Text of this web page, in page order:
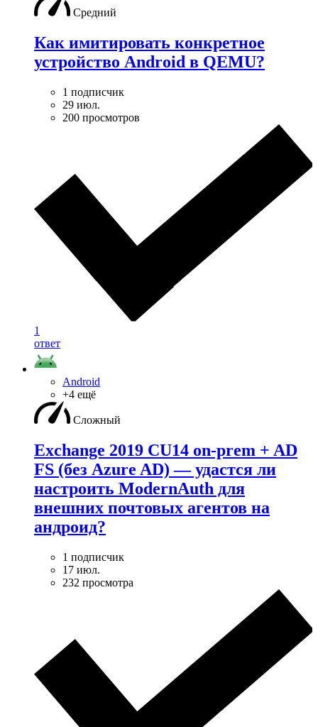
Средний
Как имитировать конкретное
устройство Android в QEMU?
1 подписчик
29 июл.
200 просмотров
1
ответ
Android
+4 ещё
Сложный
Exchange 2019 CU14 on-prem + AD
FS (без Azure AD) — удаcтся ли
настроить ModernAuth для
внешних почтовых агентов на
андроид?
1 подписчик
17 июл.
232 просмотра